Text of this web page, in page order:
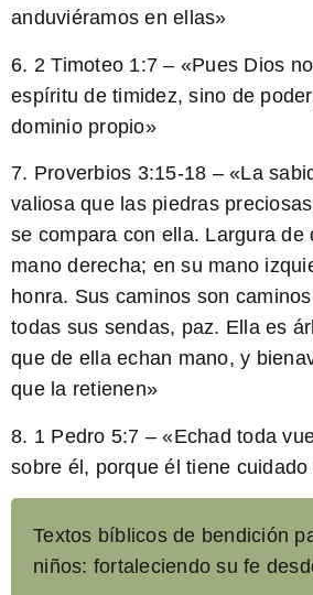
anduviéramos en ellas»
6. 2 Timoteo 1:7 – «Pues Dios
espíritu de timidez, sino de
dominio propio»
7. Proverbios 3:15-18 – «La
valiosa que las piedras
se compara con ella. Largura de
mano derecha; en su mano
honra. Sus caminos son
todas sus sendas, paz. Ella es
que de ella echan mano, y
que la retienen»
8. 1 Pedro 5:7 – «Echad toda
sobre él, porque él tiene
Textos bíblicos de bendición
niños: fortaleciendo su fe